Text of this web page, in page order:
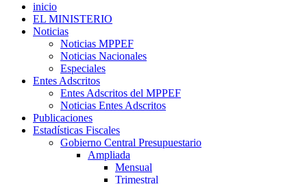
inicio
EL MINISTERIO
Noticias
Noticias MPPEF
Noticias Nacionales
Especiales
Entes Adscritos
Entes Adscritos del MPPEF
Noticias Entes Adscritos
Publicaciones
Estadísticas Fiscales
Gobierno Central Presupuestario
Ampliada
Mensual
Trimestral